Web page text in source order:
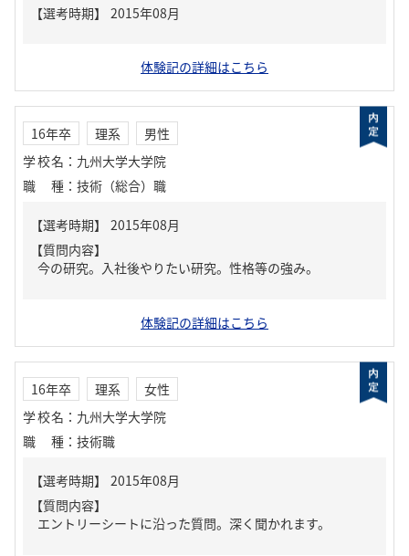
体験記の詳細はこちら
16年卒 理系
男性
学校名 ： 九州大学大学院
職種 ： 技術（総合）職
【質問内容】
今の研究。入社後やりたい研究。性格等の強み。
体験記の詳細はこちら
16年卒 理系
女性
学校名 ： 九州大学大学院
職種 ： 技術職
【質問内容】
エントリーシートに沿った質問。深く聞かれます。